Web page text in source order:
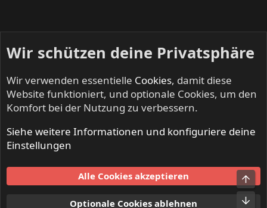
NO SLEEP TILL LIVE - Festivals & Open Airs
Nutzungsbedingungen
Datenschutz
S
Wir schützen deine Privatsphäre
Wir verwenden essentielle Cookies, damit diese
Website funktioniert, und optionale Cookies, um den
Komfort bei der Nutzung zu verbessern.
Siehe weitere Informationen und konfiguriere deine
Einstellungen
Alle Cookies akzeptieren
Optionale Cookies ablehnen